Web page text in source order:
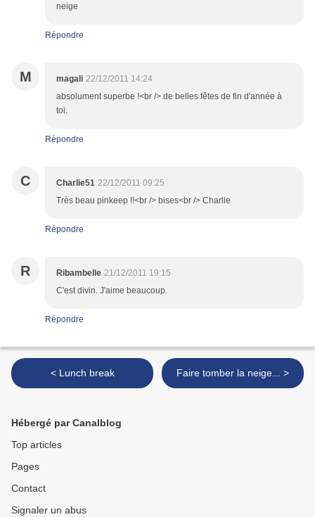
neige
Répondre
M magali 22/12/2011 14:24
absolument superbe !<br /> de belles fêtes de fin d'année à
toi.
Répondre
C Charlie51 22/12/2011 09:25
Très beau pinkeep !!<br /> bises<br /> Charlie
Répondre
R Ribambelle 21/12/2011 19:15
C'est divin. J'aime beaucoup.
Répondre
< Lunch break Faire tomber la neige... >
Hébergé par Canalblog
Top articles
Pages
Contact
Signaler un abus